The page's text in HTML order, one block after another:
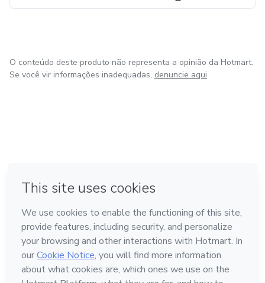
O conteúdo deste produto não representa a opinião da Hotmart.
Se você vir informações inadequadas, denuncie aqui
Feito com ❤ em Bogotá
Conheça a Hotmart